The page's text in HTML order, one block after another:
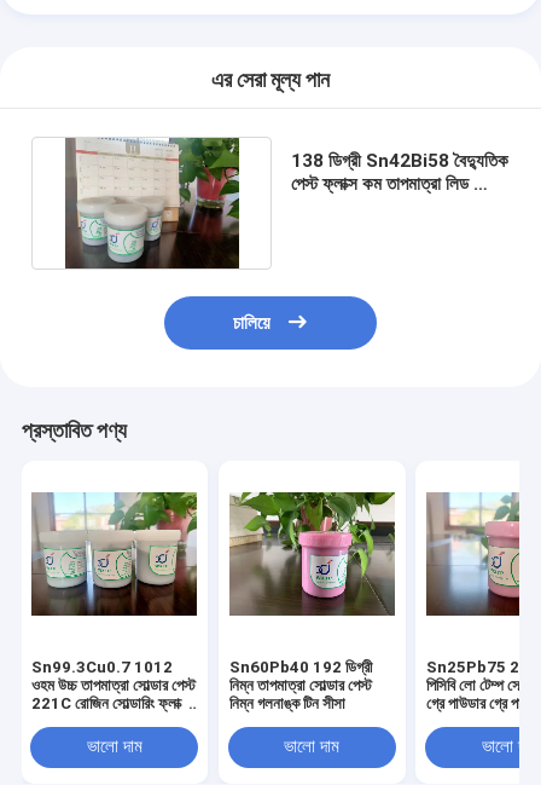
এর সেরা মূল্য পান
138 ডিগ্রী Sn42Bi58 বৈদ্যুতিক
পেস্ট ফ্লাক্স কম তাপমাত্রা লিড ফ্রি
চালিয়ে
প্রস্তাবিত পণ্য
Sn99.3Cu0.7 1012
ওহম উচ্চ তাপমাত্রা সোল্ডার পেস্ট
221C রোজিন সোল্ডারিং ফ্লাক্স
ভালো দাম
Sn60Pb40 192 ডিগ্রী
নিম্ন তাপমাত্রা সোল্ডার পেস্ট
নিম্ন গলনাঙ্ক টিন সীসা
ভালো দাম
Sn25Pb75
পিসিবি লো টেম্প
গ্রে পাউডার গ্রে
ভালো দাম